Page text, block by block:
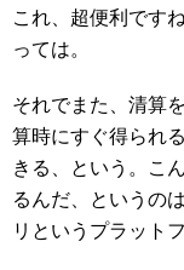
これ、超便利です
っては。
それでまた、清算
算時にすぐ得られ
きる、という。こ
るんだ、というの
リというプラット